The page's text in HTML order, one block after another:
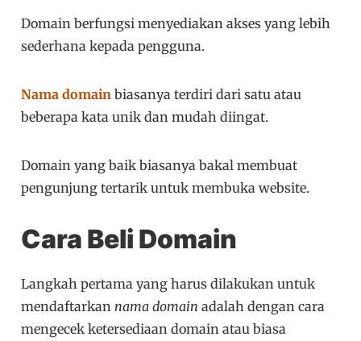
Domain berfungsi menyediakan akses yang lebih
sederhana kepada pengguna.
Nama domain biasanya terdiri dari satu atau
beberapa kata unik dan mudah diingat.
Domain yang baik biasanya bakal membuat
pengunjung tertarik untuk membuka website.
Cara Beli Domain
Langkah pertama yang harus dilakukan untuk
mendaftarkannama domain adalah dengan cara
mengecek ketersediaan domain atau biasa